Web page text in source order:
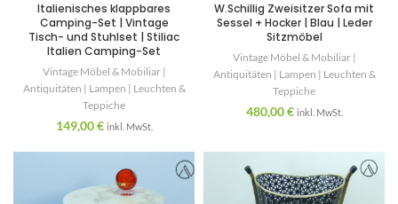
Italienisches klappbares
Camping-Set | Vintage
Tisch- und Stuhlset | Stiliac
Italien Camping-Set
Vintage Möbel & Mobiliar |
Antiquitäten | Lampen | Leuchten &
Teppiche
149,00€ inkl. MwSt.
W.Schillig Zweisitzer Sofa mit
Sessel + Hocker | Blau | Leder
Sitzmöbel
Vintage Möbel & Mobiliar |
Antiquitäten | Lampen | Leuchten &
Teppiche
480,00€ inkl. MwSt.